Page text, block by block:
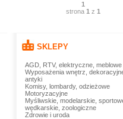
1
strona 1 z 1
SKLEPY
AGD, RTV, elektryczne, meblowe
Wyposażenia wnętrz,
antyki
Komisy, lombardy, odzieżowe
Motoryzacyjne
Myśliwskie, modelarskie,
wędkarskie, zoologiczne
Zdrowie i uroda